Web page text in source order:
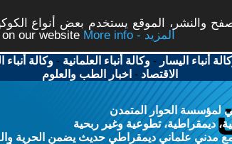
والنشر، الموقع يستخدم بعض أنواع
our website
More info - المزيد
أنباء اليسار -وكالة أنباء العلمانية -وكالة أنباء
الاقتصاد - اخبار الطب والعلوم
لمؤسسة الحوار المتمدن
ديمقراطية، تطوعية وغير ربحية
مدني علماني ديمقراطي حديث يضمن الحرية